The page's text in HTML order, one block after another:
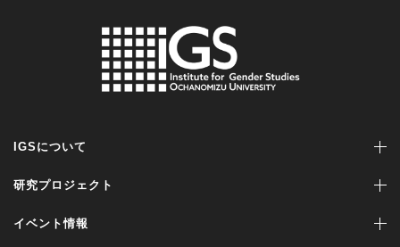
IGSについて
研究プロジェクト
イベント情報